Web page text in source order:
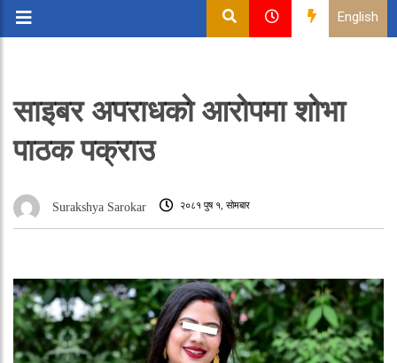
English
साइबर अपराधको आरोपमा शोभा
पाठक पक्राउ
Surakshya Sarokar २०८१ पुष १, सोमबार